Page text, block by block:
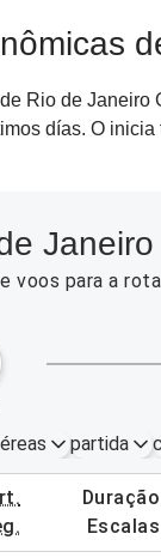
Rio de
días. O
voos para a
partida
duração
escalas
de 2026